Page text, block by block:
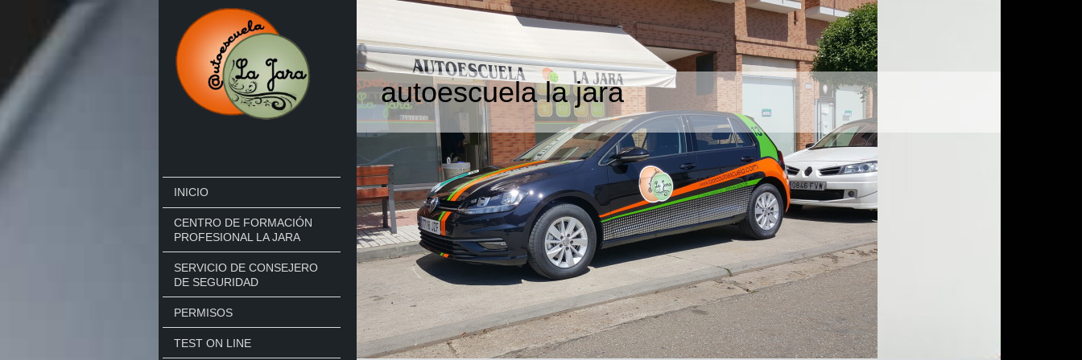
INICIO
CENTRO DE FORMACIÓN
PROFESIONAL LA JARA
SERVICIO DE CONSEJERO
DE SEGURIDAD
PERMISOS
TEST ON LINE
autoescuela la jara